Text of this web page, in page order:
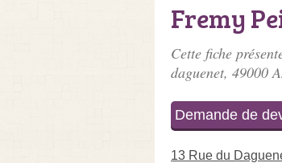
Fremy
Cette fiche
daguenet, 49000
Demande de
13 Rue du